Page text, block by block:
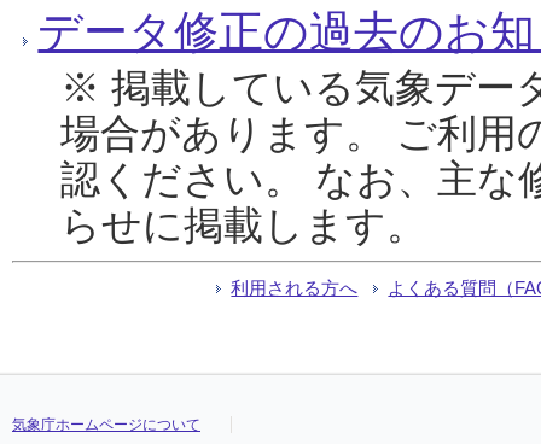
データ修正の過去のお
※ 掲載している気象デー
場合があります。 ご利用
認ください。 なお、主な
らせに掲載します。
利用される方へ よくある質問（
気象庁ホームページについて